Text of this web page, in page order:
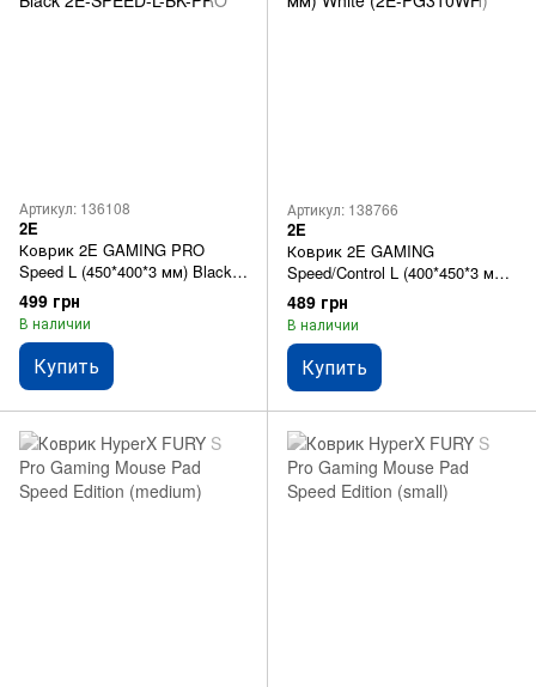
Артикул: 136108
2E
Коврик 2E GAMING PRO
Speed L (450*400*3 мм) Black
2E-SPEED-L-BK-PRO
499 грн
В наличии
Купить
Артикул: 138766
2E
Коврик 2E GAMING
Speed/Control L (400*450*3 мм)
White (2E-PG310WH)
489 грн
В наличии
Купить